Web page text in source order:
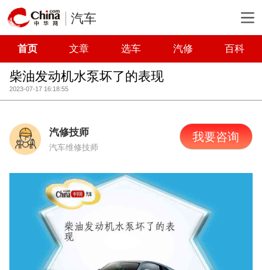
汽车
首页 文章 选车 汽修 百科
柴油发动机水泵坏了的表现
2023-07-17 16:18:55
汽修技师
汽车维修技师
我要咨询